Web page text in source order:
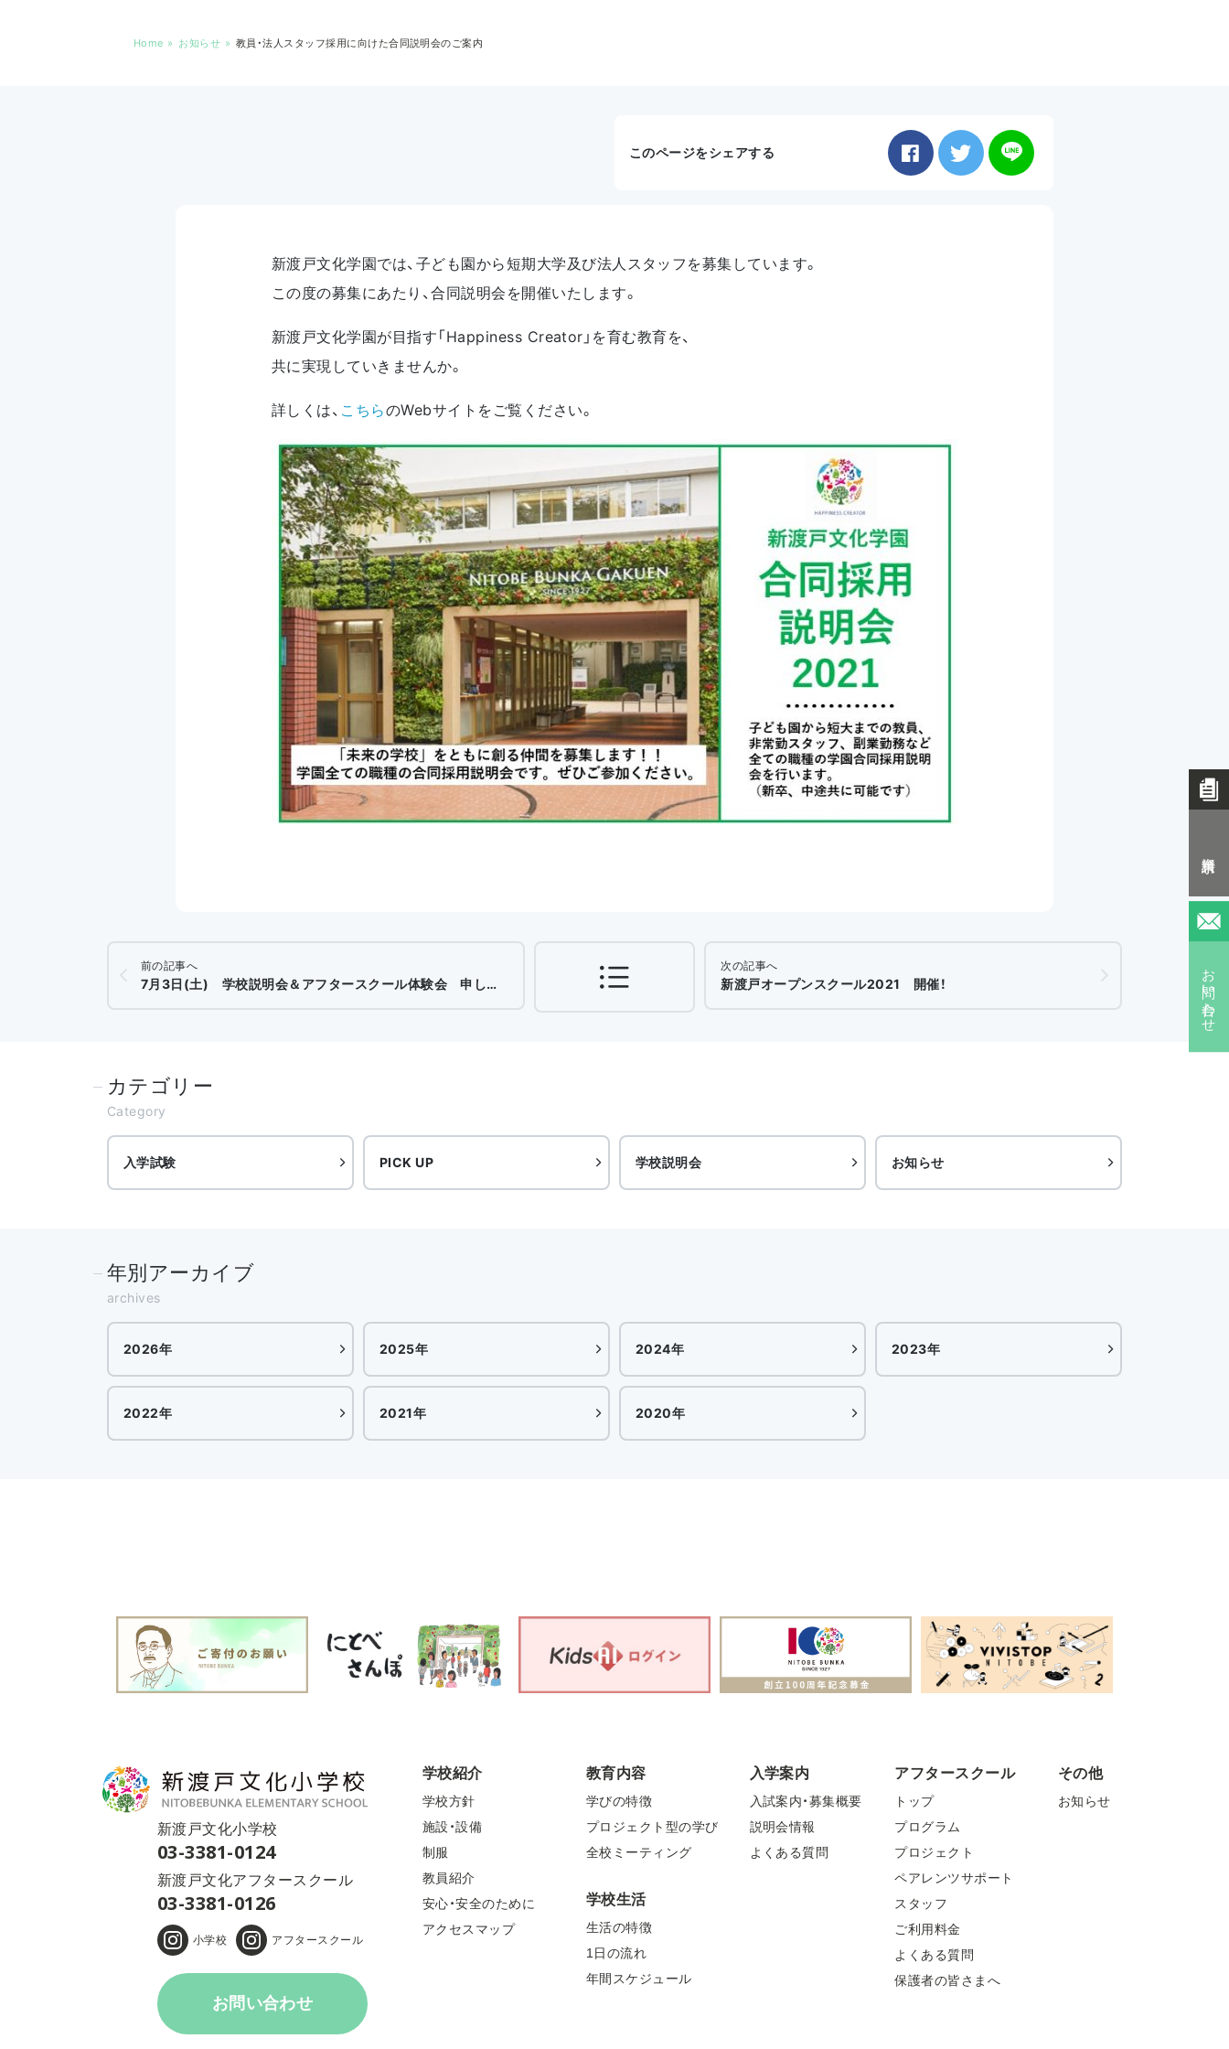
お問い合わせ
Home お知らせ 教員・法人スタッフ採用に向けた合同説明会のご案内
このページをシェアする
新渡戸文化学園では、子ども園から短期大学及び法人スタッフを募集しています。
この度の募集にあたり、合同説明会を開催いたします。
新渡戸文化学園が目指す「Happiness Creator」を育む教育を、
共に実現していきませんか。
詳しくは、 こちらのWebサイトをご覧ください。
前の記事へ
7月3日(土) 学校説明会＆アフタースクール体験会 申し込み受付中！
次の記事へ
新渡戸オープンスクール2021 開催！
カテゴリー
Category
入学試験 PICK UP 学校説明会 お知らせ
年別アーカイブ
archives
2026年 2025年 2024年 2023年
2022年 2021年 2020年
新渡戸文化小学校
03-3381-0124
新渡戸文化アフタースクール
03-3381-0126
小学校 アフタースクール
お問い合わせ
学校紹介
学校方針
施設・設備
制服
教員紹介
安心・安全のために
アクセスマップ
教育内容
学びの特徴
プロジェクト型の学び
全校ミーティング
学校生活
生活の特徴
1日の流れ
年間スケジュール
入学案内
入試案内・募集概要
説明会情報
よくある質問
アフタースクール
トップ
プログラム
プロジェクト
ペアレンツサポート
スタッフ
ご利用料金
よくある質問
保護者の皆さまへ
その他
お知らせ